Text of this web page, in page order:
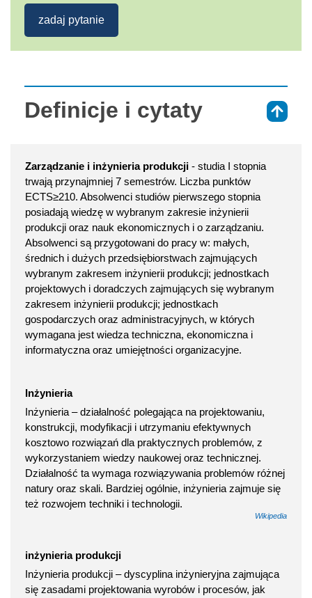
zadaj pytanie
Definicje i cytaty
Zarządzanie i inżynieria produkcji - studia I stopnia
trwają przynajmniej 7 semestrów. Liczba punktów
ECTS≥210. Absolwenci studiów pierwszego stopnia
posiadają wiedzę w wybranym zakresie inżynierii
produkcji oraz nauk ekonomicznych i o zarządzaniu.
Absolwenci są przygotowani do pracy w: małych,
średnich i dużych przedsiębiorstwach zajmujących
wybranym zakresem inżynierii produkcji; jednostkach
projektowych i doradczych zajmujących się wybranym
zakresem inżynierii produkcji; jednostkach
gospodarczych oraz administracyjnych, w których
wymagana jest wiedza techniczna, ekonomiczna i
informatyczna oraz umiejętności organizacyjne.
Inżynieria
Inżynieria – działalność polegająca na projektowaniu,
konstrukcji, modyfikacji i utrzymaniu efektywnych
kosztowo rozwiązań dla praktycznych problemów, z
wykorzystaniem wiedzy naukowej oraz technicznej.
Działalność ta wymaga rozwiązywania problemów różnej
natury oraz skali. Bardziej ogólnie, inżynieria zajmuje się
też rozwojem techniki i technologii.
Wikipedia
inżynieria produkcji
Inżynieria produkcji – dyscyplina inżynieryjna zajmująca
się zasadami projektowania wyrobów i procesów, jak